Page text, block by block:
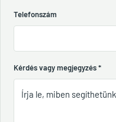
Telefonszám
Kérdés vagy megjegyzés*